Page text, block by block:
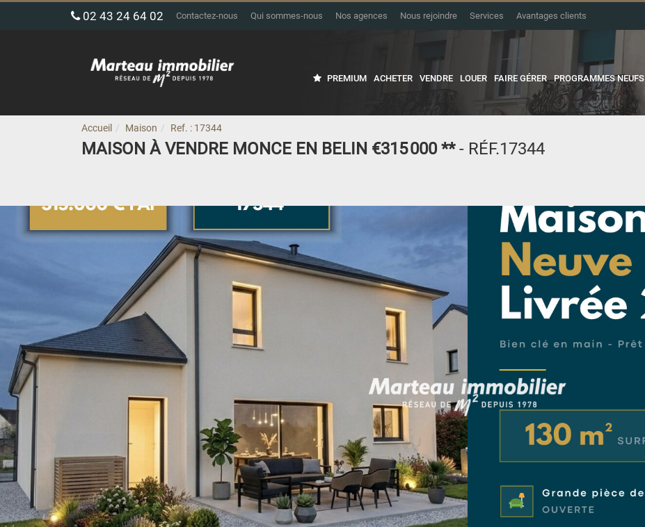
02 43 24 64 02 Contactez-nous Qui sommes-nous Nos agences Nous rejoindre Services Avantages clients
PREMIUM ACHETER VENDRE LOUER FAIRE GÉRER PROGRAMMES NEUFS
Accueil Maison Ref. : 17344
MAISON À VENDRE MONCE EN BELIN €315 000**- RÉF.17344